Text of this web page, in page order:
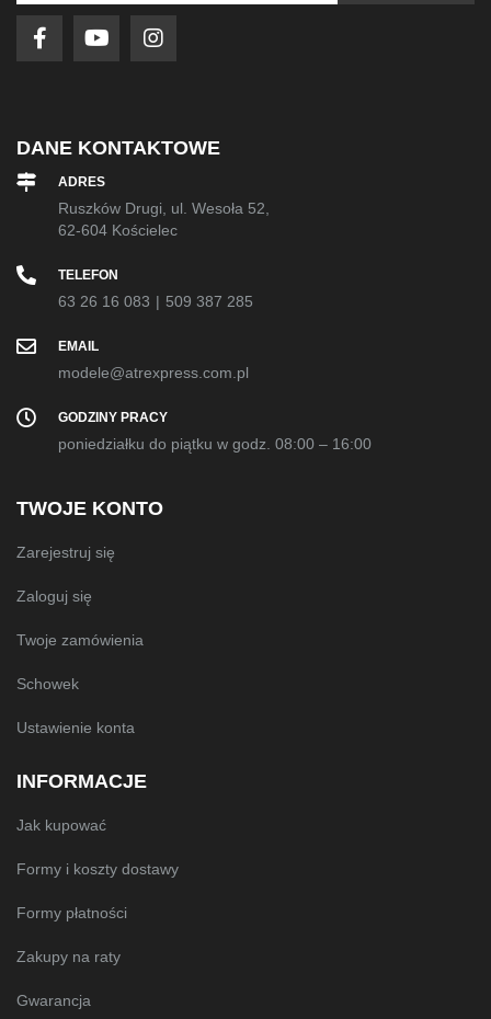
newsletter:
DANE KONTAKTOWE
ADRES
Ruszków Drugi, ul. Wesoła 52,
62-604 Kościelec
TELEFON
63 26 16 083 | 509 387 285
EMAIL
modele@atrexpress.com.pl
GODZINY PRACY
poniedziałku do piątku w godz. 08:00 – 16:00
TWOJE KONTO
Zarejestruj się
Zaloguj się
Twoje zamówienia
Schowek
Ustawienie konta
INFORMACJE
Jak kupować
Formy i koszty dostawy
Formy płatności
Zakupy na raty
Gwarancja